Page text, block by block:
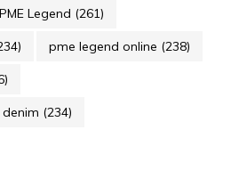
PME Legend (261)
pme legend online (238)
(234)